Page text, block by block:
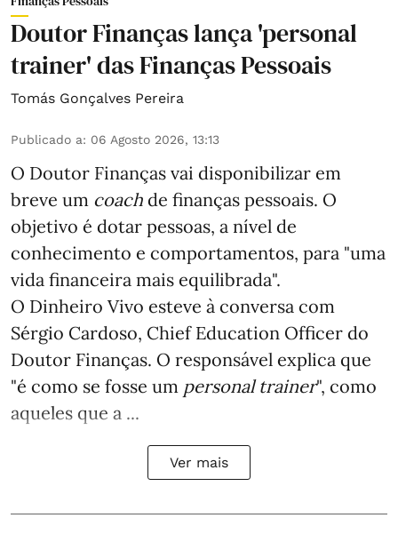
Doutor Finanças lança 'personal
trainer' das Finanças Pessoais
Tomás Gonçalves Pereira
Publicado a: 06 Agosto 2026, 13:13
O Doutor Finanças vai disponibilizar em
breve um coach de finanças pessoais. O
objetivo é dotar pessoas, a nível de
conhecimento e comportamentos, para "uma
vida financeira mais equilibrada".
O Dinheiro Vivo esteve à conversa com
Sérgio Cardoso, Chief Education Officer do
Doutor Finanças. O responsável explica que
"é como se fosse um personal trainer", como
aqueles que a ...
Ver mais